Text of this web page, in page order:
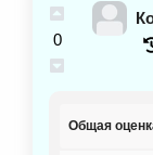
0
Общая